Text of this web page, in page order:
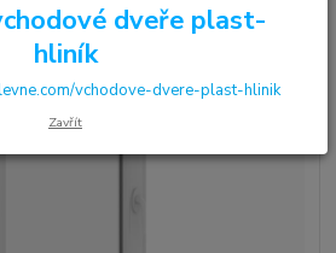
dveře plast-
hliník
vchodove-dvere-plast-hlinik
Zavřít